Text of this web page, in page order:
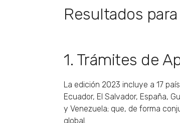
Resultados
1. Trámites de
La edición 2023 incluye a 17
Ecuador, El Salvador, España,
y Venezuela; que, de forma
global.